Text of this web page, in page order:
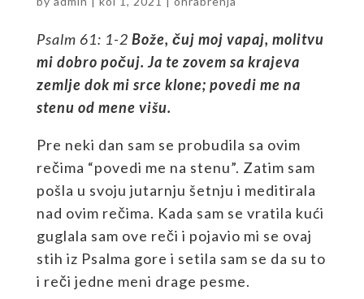
Psalm 61: 1-2 Bože, čuj moj vapaj, molitvu
mi dobro počuj. Ja te zovem sa krajeva
zemlje dok mi srce klone; povedi me na
stenu od mene višu.
Pre neki dan sam se probudila sa ovim
rečima “povedi me na stenu”. Zatim sam
pošla u svoju jutarnju šetnju i meditirala
nad ovim rečima. Kada sam se vratila kući
guglala sam ove reči i pojavio mi se ovaj
stih iz Psalma gore i setila sam se da su to
i reči jedne meni drage pesme.